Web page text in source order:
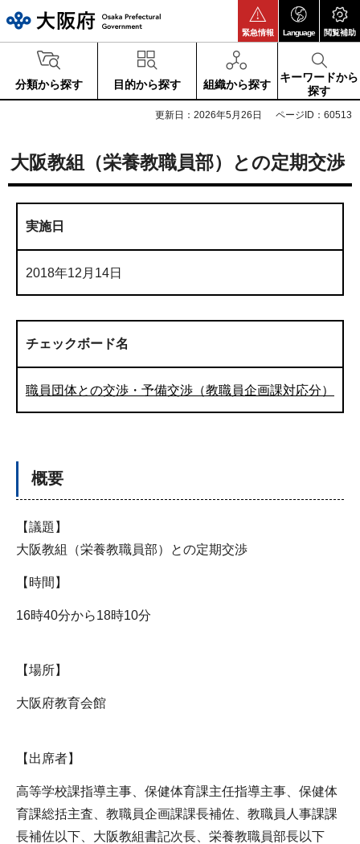
緊急情報 Language 閲覧補助
分類から探す 目的から探す 組織から探す
キーワードから
探す
更新日：2026年5月26日 ページID：60513
大阪教組（栄養教職員部）との定期交渉
実施日
2018年12月14日
チェックボード名
職員団体との交渉・予備交渉（教職員企画課対応分）
概要
【議題】
大阪教組（栄養教職員部）との定期交渉
【時間】
16時40分から18時10分
【場所】
大阪府教育会館
【出席者】
高等学校課指導主事、保健体育課主任指導主事、保健体
育課総括主査、教職員企画課課長補佐、教職員人事課課
長補佐以下、大阪教組書記次長、栄養教職員部長以下